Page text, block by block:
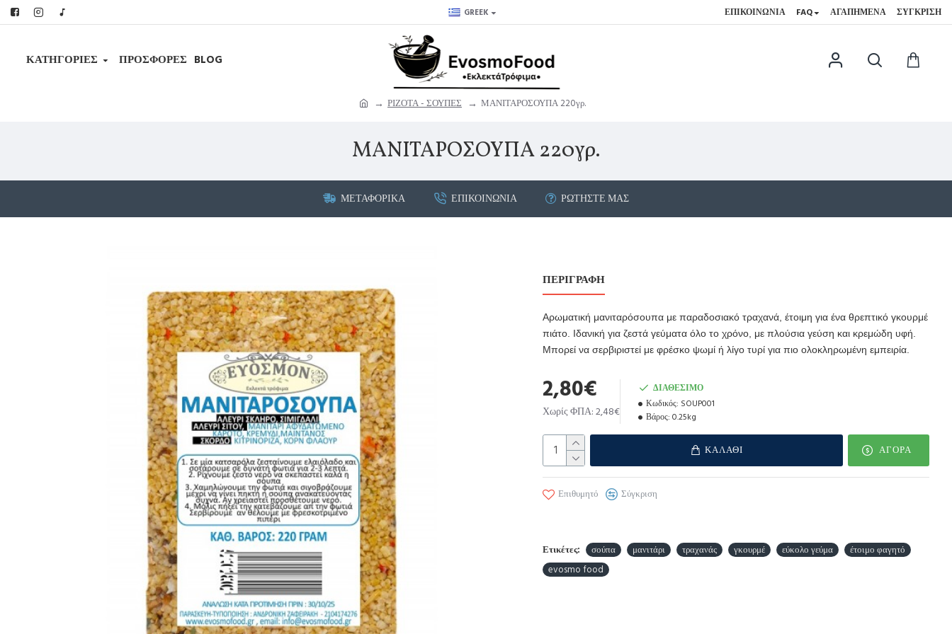
GREEK ΕΠΙΚΟΙΝΩΝΊΑ FAQ ΑΓΑΠΗΜΈΝΑ ΣΎΓΚΡΙΣΗ
ΚΑΤΗΓΟΡΊΕΣ ΠΡΟΣΦΟΡΕΣ BLOG
ΡΙΖΟΤΑ - ΣΟΥΠΕΣ ΜΑΝΙΤΑΡΟΣΟΥΠΑ 220γρ.
ΜΑΝΙΤΑΡΟΣΟΥΠΑ 220γρ.
ΜΕΤΑΦΟΡΙΚΆ ΕΠΙΚΟΙΝΩΝΊΑ ΡΩΤΉΣΤΕ ΜΑΣ
ΠΕΡΙΓΡΑΦΗ
Αρωματική μανιταρόσουπα με παραδοσιακό τραχανά, έτοιμη για ένα θρεπτικό γκουρμέ
πιάτο. Ιδανική για ζεστά γεύματα όλο το χρόνο, με πλούσια γεύση και κρεμώδη υφή.
Μπορεί να σερβιριστεί με φρέσκο ψωμί ή λίγο τυρί για πιο ολοκληρωμένη εμπειρία.
2,80€
Χωρίς ΦΠΑ: 2,48€
ΔΙΑΘΈΣΙΜΟ
Κωδικός: SOUP001
Βάρος: 0.25kg
ΚΑΛΆΘΙ ΑΓΟΡΆ
Επιθυμητό Σύγκριση
Ετικέτες: σούπα μανιτάρι τραχανάς γκουρμέ εύκολο γεύμα
έτοιμο φαγητό
evosmo food